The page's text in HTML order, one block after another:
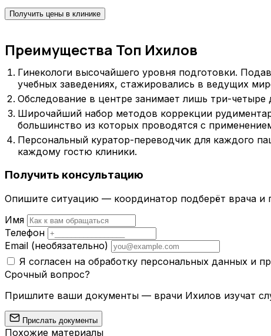
Получить цены в клинике
Преимущества Топ Ихилов
Гинекологи высочайшего уровня подготовки.
учебных заведениях, стажировались в ведущих
Обследование в центре занимает лишь три-
Широчайший набор методов коррекции
большинство из которых проводятся с
Персональный куратор-переводчик для каждого
каждому гостю клиники.
Получить консультацию
Опишите ситуацию — координатор подберёт врача и
Имя
Телефон
Email (необязательно)
Я согласен на обработку персональных данных и
Срочный вопрос?
Пришлите ваши документы — врачи Ихилов изучат
Прислать документы
Похожие материалы